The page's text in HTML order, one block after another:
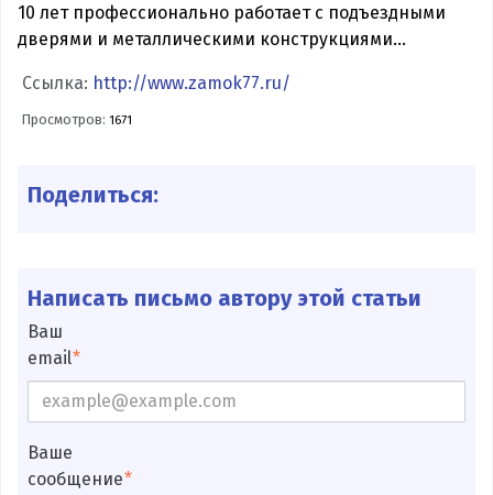
10 лет профессионально работает с подъездными
дверями и металлическими конструкциями...
Ссылка: http://www.zamok77.ru/
Просмотров:1671
Поделиться:
Написать письмо автору этой статьи
Ваш
email
Ваше
сообщение